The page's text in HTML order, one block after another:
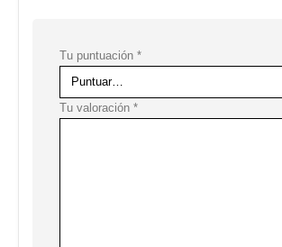
Tu puntuación *
Tu valoración *